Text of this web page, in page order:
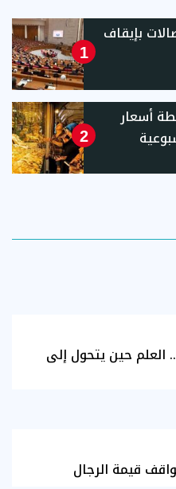
1
بإيقاف
2
خريطة أسعار
حين يتحول إلى
قيمة الرجال